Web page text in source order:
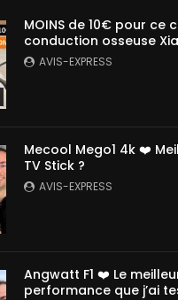
MOINS de 10€ pour ce
conduction osseuse
AVIS-EXPRESS
Mecool Mego1 4k ❤️
TV Stick ?
AVIS-EXPRESS
Angwatt F1 ❤️ Le
performance que j’ai